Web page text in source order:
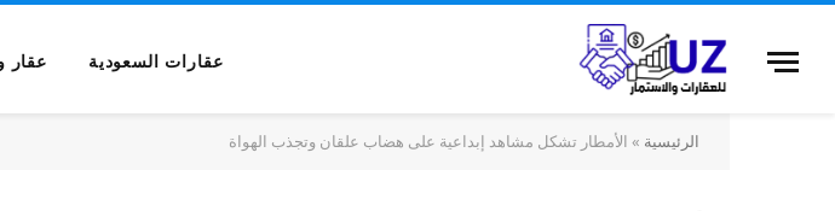
عقارات السعودية عقار
الرئيسية » الأمطار تشكل مشاهد إبداعية على هضاب علقان وتجذب الهواة